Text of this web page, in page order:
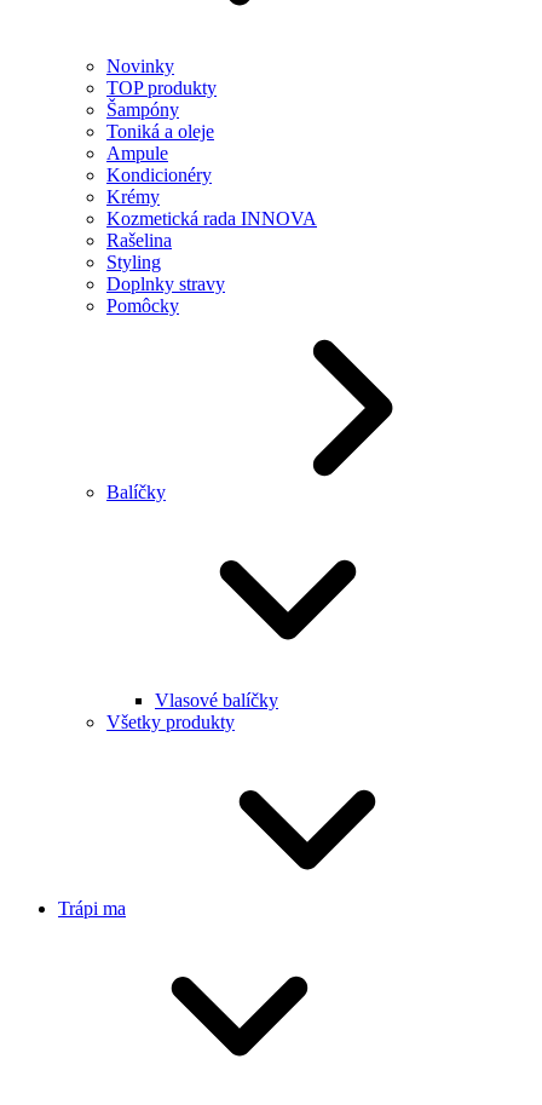
Novinky
TOP produkty
Šampóny
Toniká a oleje
Ampule
Kondicionéry
Krémy
Kozmetická rada INNOVA
Rašelina
Styling
Doplnky stravy
Pomôcky
Balíčky
Vlasové balíčky
Všetky produkty
Trápi ma